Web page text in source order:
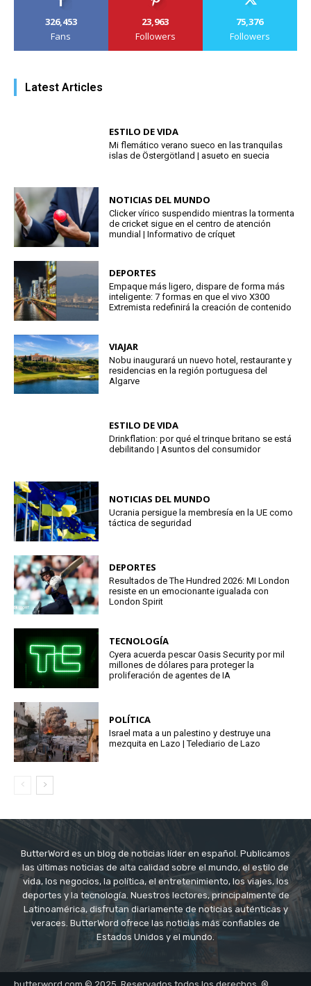
326,453
Fans
23,963
Followers
75,376
Followers
Latest Articles
ESTILO DE VIDA
Mi flemático verano sueco en las tranquilas
islas de Östergötland | asueto en suecia
NOTICIAS DEL MUNDO
Clicker vírico suspendido mientras la tormenta
de cricket sigue en el centro de atención
mundial | Informativo de críquet
DEPORTES
Empaque más ligero, dispare de forma más
inteligente: 7 formas en que el vivo X300
Extremista redefinirá la creación de contenido
VIAJAR
Nobu inaugurará un nuevo hotel, restaurante y
residencias en la región portuguesa del
Algarve
ESTILO DE VIDA
Drinkflation: por qué el trinque britano se está
debilitando | Asuntos del consumidor
NOTICIAS DEL MUNDO
Ucrania persigue la membresía en la UE como
táctica de seguridad
DEPORTES
Resultados de The Hundred 2026: MI London
resiste en un emocionante igualada con
London Spirit
TECNOLOGÍA
Cyera acuerda pescar Oasis Security por mil
millones de dólares para proteger la
proliferación de agentes de IA
POLÍTICA
Israel mata a un palestino y destruye una
mezquita en Lazo | Telediario de Lazo
ButterWord es un blog de noticias líder en español. Publicamos
las últimas noticias de alta calidad sobre el mundo, el estilo de
vida, los negocios, la política, el entretenimiento, los viajes, los
deportes y la tecnología. Nuestros lectores, principalmente de
Latinoamérica, disfrutan diariamente de noticias auténticas y
veraces. ButterWord ofrece las noticias más confiables de
Estados Unidos y el mundo.